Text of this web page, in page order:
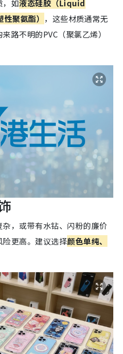
，如液态硅胶（Liquid
聚氨酯） ，这些材质通常无
路不明的PVC（聚氯乙烯）
，或带有水钻、闪粉的廉价
更高。建议选择颜色单纯、